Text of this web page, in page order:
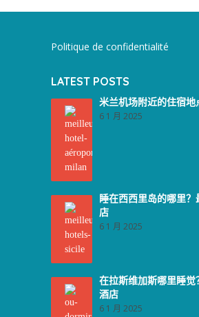
Politique de confidentialité
LATEST POSTS
米兰机场附近的住宿地
6 1 月 2025
睡在西西里岛的哪里
店
6 1 月 2025
在拉斯维加斯哪里睡觉
酒店
6 1 月 2025